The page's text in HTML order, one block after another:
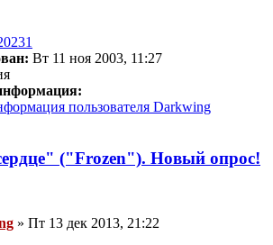
Вт 11 ноя 2003, 11:27
пользователя Darkwing
("Frozen"). Новый опрос!
» Пт 13 дек 2013, 21:22